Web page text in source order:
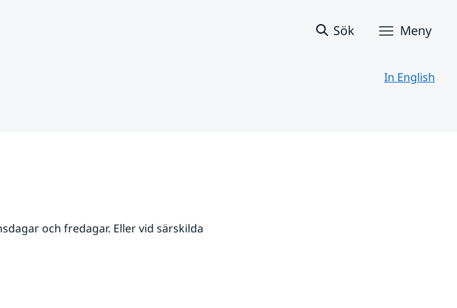
Sök Meny
In English
och fredagar. Eller vid särskilda